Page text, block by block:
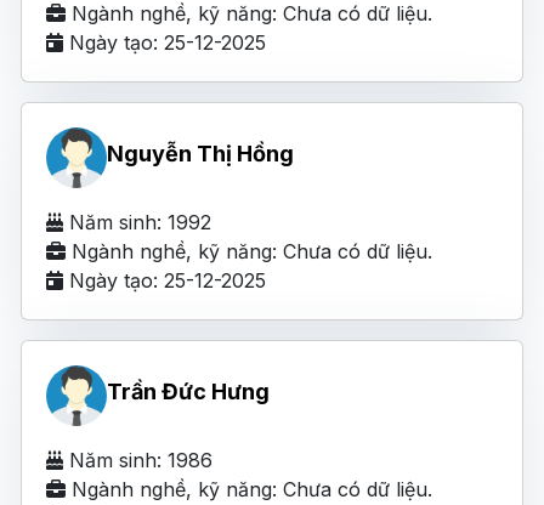
Ngành nghề, kỹ năng: Chưa có dữ liệu.
Ngày tạo: 25-12-2025
Nguyễn Thị Hồng
Năm sinh: 1992
Ngành nghề, kỹ năng: Chưa có dữ liệu.
Ngày tạo: 25-12-2025
Trần Đức Hưng
Năm sinh: 1986
Ngành nghề, kỹ năng: Chưa có dữ liệu.